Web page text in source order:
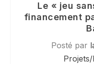
Le « jeu
financement
Posté par
Projets/